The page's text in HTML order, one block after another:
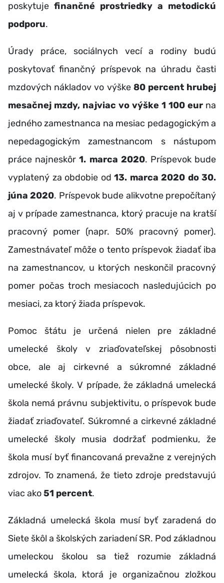
poskytuje finančné prostriedky a metodickú
podporu.
Úrady práce, sociálnych vecí a rodiny budú
poskytovať finančný príspevok na úhradu časti
mzdových nákladov vo výške 80 percent hrubej
mesačnej mzdy, najviac vo výške 1 100 eur na
jedného zamestnanca na mesiac pedagogickým a
nepedagogickým zamestnancom s nástupom
práce najneskôr1. marca 2020. Príspevok bude
vyplatený za obdobie od 13. marca 2020 do 30.
júna 2020. Príspevok bude alikvotne prepočítaný
aj v prípade zamestnanca, ktorý pracuje na kratší
pracovný pomer (napr. 50% pracovný pomer).
Zamestnávateľ môže o tento príspevok žiadať iba
na zamestnancov, u ktorých neskončil pracovný
pomer počas troch mesiacoch nasledujúcich po
mesiaci, za ktorý žiada príspevok.
Pomoc štátu je určená nielen pre základné
umelecké školy v zriaďovateľskej pôsobnosti
obce, ale aj cirkevné a súkromné základné
umelecké školy. V prípade, že základná umelecká
škola nemá právnu subjektivitu, o príspevok bude
žiadať zriaďovateľ. Súkromné a cirkevné základné
umelecké školy musia dodržať podmienku, že
škola musí byť financovaná prevažne z verejných
zdrojov. To znamená, že tieto zdroje predstavujú
viac ako51 percent.
Základná umelecká škola musí byť zaradená do
Siete škôl a školských zariadení SR. Pod základnou
umeleckou školou sa tiež rozumie základná
umelecká škola, ktorá je organizačnou zložkou